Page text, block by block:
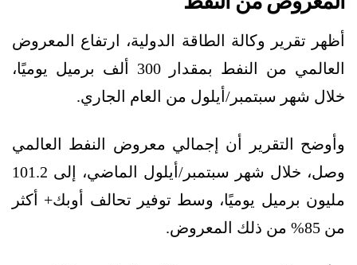
أظهر تقرير وكالة الطاقة الدولية، ارتفاع المعروض
العالمي من النفط بمقدار 300 ألف برميل يوميًا،
خلال شهر سبتمبر/أيلول من العام الجاري.
وأوضح التقرير أن إجمالي معروض النفط العالمي
وصل، خلال شهر سبتمبر/أيلول الماضي، إلى 101.2
مليون برميل يوميًا، وسط توفير تحالف أوبك+ أكثر
من 85% من ذلك المعروض.